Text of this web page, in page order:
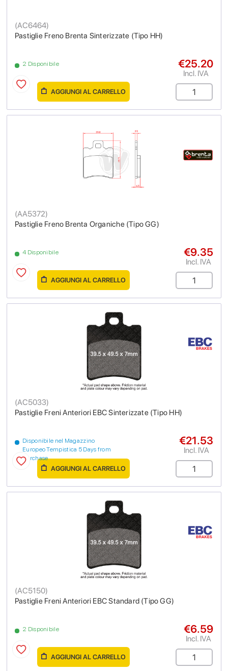
Pastiglie Freno Brenta Sinterizzate (Tipo HH)
(AC6464)
2 Disponibile €25.20
Incl. IVA
AGGIUNGI AL CARRELLO
Pastiglie Freno Brenta Organiche (Tipo GG)
(AA5372)
4 Disponibile €9.35
Incl. IVA
AGGIUNGI AL CARRELLO
Pastiglie Freni Anteriori EBC Sinterizzate (Tipo HH)
(AC5033)
Disponibile nel Magazzino
Europeo Tempistica 5 Days from
purchase
€21.53
Incl. IVA
AGGIUNGI AL CARRELLO
Pastiglie Freni Anteriori EBC Standard (Tipo GG)
(AC5150)
2 Disponibile €6.59
Incl. IVA
AGGIUNGI AL CARRELLO